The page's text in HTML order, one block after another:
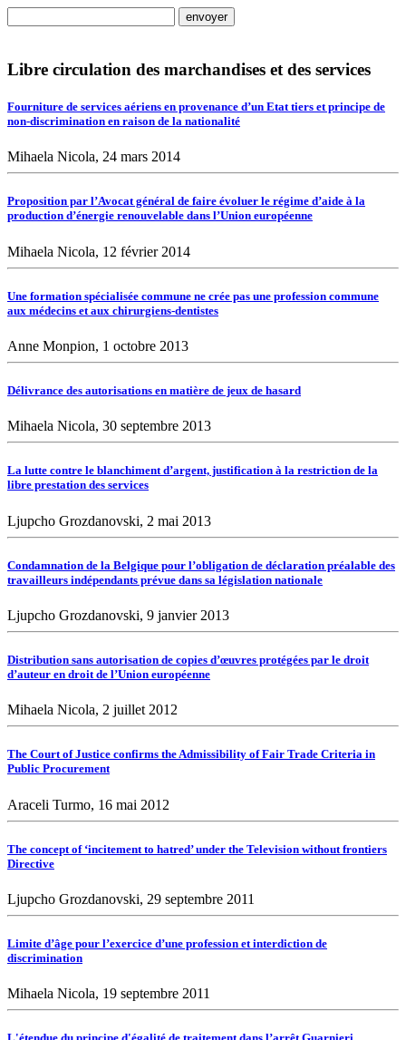
Libre circulation des marchandises et des services
Fourniture de services aériens en provenance d’un Etat tiers et principe de
non-discrimination en raison de la nationalité
Mihaela Nicola, 24 mars 2014
Proposition par l’Avocat général de faire évoluer le régime d’aide à la
production d’énergie renouvelable dans l’Union européenne
Mihaela Nicola, 12 février 2014
Une formation spécialisée commune ne crée pas une profession commune
aux médecins et aux chirurgiens-dentistes
Anne Monpion, 1 octobre 2013
Délivrance des autorisations en matière de jeux de hasard
Mihaela Nicola, 30 septembre 2013
La lutte contre le blanchiment d’argent, justification à la restriction de la
libre prestation des services
Ljupcho Grozdanovski, 2 mai 2013
Condamnation de la Belgique pour l’obligation de déclaration préalable des
travailleurs indépendants prévue dans sa législation nationale
Ljupcho Grozdanovski, 9 janvier 2013
Distribution sans autorisation de copies d’œuvres protégées par le droit
d’auteur en droit de l’Union européenne
Mihaela Nicola, 2 juillet 2012
The Court of Justice confirms the Admissibility of Fair Trade Criteria in
Public Procurement
Araceli Turmo, 16 mai 2012
The concept of ‘incitement to hatred’ under the Television without frontiers
Directive
Ljupcho Grozdanovski, 29 septembre 2011
Limite d’âge pour l’exercice d’une profession et interdiction de
discrimination
Mihaela Nicola, 19 septembre 2011